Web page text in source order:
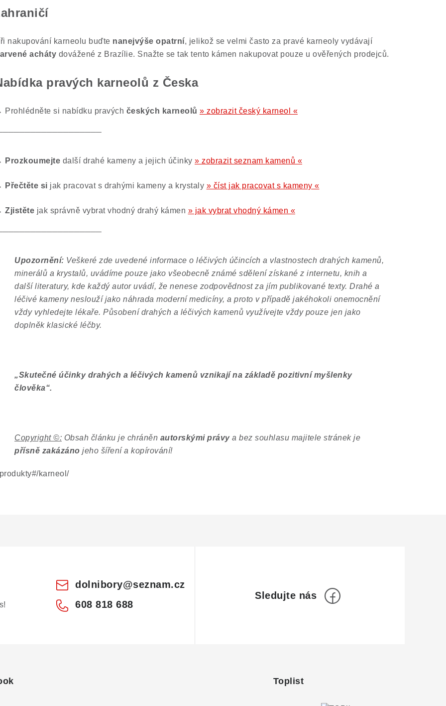
nakupování karneolu buďte nanejvýše opatrní, jelikož se velmi často za pravé karneoly vydávají
acháty dovážené z Brazílie. Snažte se tak tento kámen nakupovat pouze u ověřených prodejců.
pravých karneolů z Česka
Prohlédněte si nabídku pravých českých karneolů » zobrazit český karneol «
Prozkoumejte další drahé kameny a jejich účinky » zobrazit seznam kamenů «
Přečtěte si jak pracovat s drahými kameny a krystaly » číst jak pracovat s kameny «
Zjistěte jak správně vybrat vhodný drahý kámen » jak vybrat vhodný kámen «
Upozornění: Veškeré zde uvedené informace o léčivých účincích a vlastnostech drahých kamenů,
minerálů a krystalů, uvádíme pouze jako všeobecně známé sdělení získané z internetu, knih a
další literatury, kde každý autor uvádí, že nenese zodpovědnost za jím publikované texty. Drahé a
léčivé kameny neslouží jako náhrada moderní medicíny, a proto v případě jakéhokoli onemocnění
vždy vyhledejte lékaře. Působení drahých a léčivých kamenů využívejte vždy pouze jen jako
doplněk klasické léčby.
„Skutečné účinky drahých a léčivých kamenů vznikají na základě pozitivní myšlenky
člověka“.
Copyright ©: Obsah článku je chráněn autorskými právya bez souhlasu majitele stránek je
přísně zakázáno jeho šíření a kopírování!
karneol/
dolnibory@seznam.cz
608 818 688
Toplist